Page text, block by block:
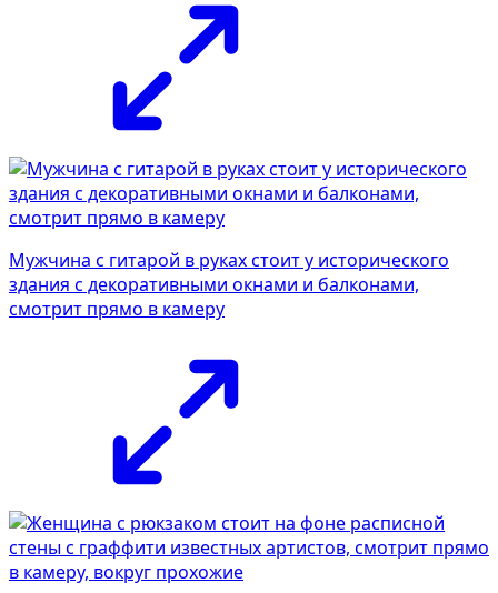
Мужчина с гитарой в руках стоит у исторического
здания с декоративными окнами и балконами,
смотрит прямо в камеру